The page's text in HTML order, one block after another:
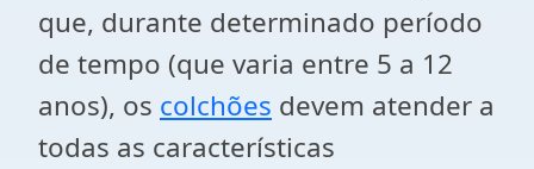
que, durante determinado período
de tempo (que varia entre 5 a 12
anos), os colchões devem atender a
todas as características